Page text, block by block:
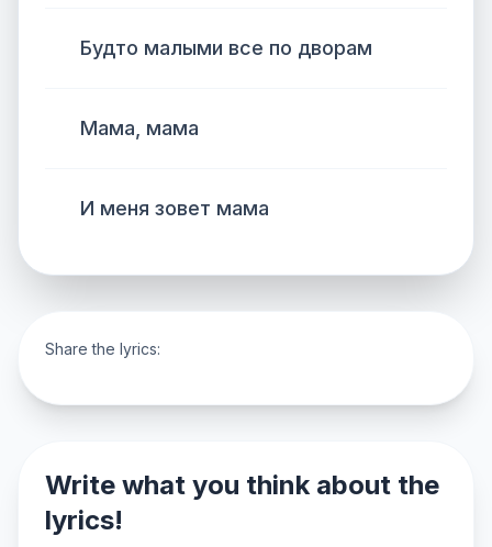
Будто малыми все по дворам
Мама, мама
И меня зовет мама
Share the lyrics:
Write what you think about the
lyrics!